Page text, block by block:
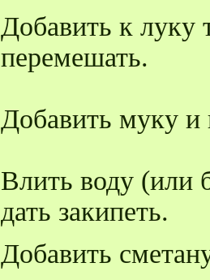
Добавить к луку
перемешать.
Добавить муку и
Влить воду (или
дать закипеть.
Добавить